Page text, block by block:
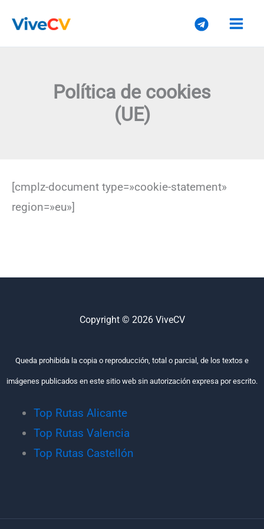
contenido
Política de cookies
(UE)
[cmplz-document type=»cookie-statement»
region=»eu»]
Copyright © 2026 ViveCV
Queda prohibida la copia o reproducción, total o parcial, de los textos e
imágenes publicados en este sitio web sin autorización expresa por escrito.
Top Rutas Alicante
Top Rutas Valencia
Top Rutas Castellón